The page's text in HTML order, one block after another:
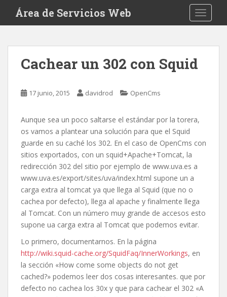
i
Área de Servicios Web
Cachear un 302 con Squid
17 junio, 2015 davidrod OpenCms
Aunque sea un poco saltarse el estándar por la torera,
os vamos a plantear una solución para que el Squid
guarde en su caché los 302. En el caso de OpenCms con
sitios exportados, con un squid+Apache+Tomcat, la
redirección 302 del sitio por ejemplo de www.uva.es a
www.uva.es/export/sites/uva/index.html supone un a
carga extra al tomcat ya que llega al Squid (que no o
cachea por defecto), llega al apache y finalmente llega
al Tomcat. Con un número muy grande de accesos esto
supone ua carga extra al Tomcat que podemos evitar.
Lo primero, documentarnos. En la página
http://wiki.squid-cache.org/SquidFaq/InnerWorkings, en
la sección «How come some objects do not get
cached?» podemos leer dos cosas interesantes. que por
defecto no cachea los 30x y que para cachear el 302 «A